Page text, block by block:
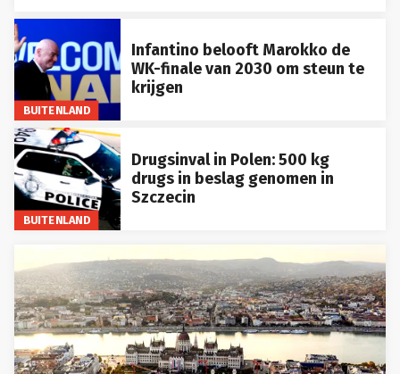
BUITENLAND
Infantino belooft Marokko de
WK-finale van 2030 om steun te
krijgen
BUITENLAND
Drugsinval in Polen: 500 kg
drugs in beslag genomen in
Szczecin